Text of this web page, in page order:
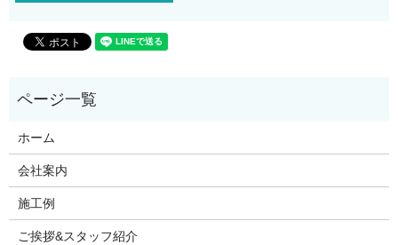
ホーム
会社案内
施工例
ご挨拶&スタッフ紹介